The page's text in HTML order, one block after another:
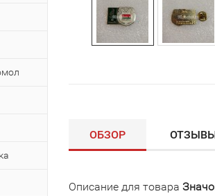
ОБЗОР
Описание для товара